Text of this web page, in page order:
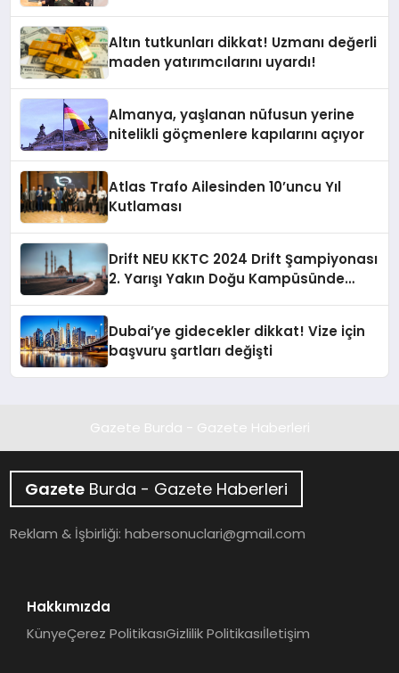
Altın tutkunları dikkat! Uzmanı değerli
maden yatırımcılarını uyardı!
Almanya, yaşlanan nüfusun yerine
nitelikli göçmenlere kapılarını açıyor
Atlas Trafo Ailesinden 10’uncu Yıl
Kutlaması
Drift NEU KKTC 2024 Drift Şampiyonası
2. Yarışı Yakın Doğu Kampüsünde
Dubai’ye gidecekler dikkat! Vize için
başvuru şartları değişti
Gazete Burda - Gazete Haberleri
Gazete Burda - Gazete Haberleri
Reklam & İşbirliği:habersonuclari@gmail.com
Hakkımızda
KünyeÇerez PolitikasıGizlilik Politikasıİletişim